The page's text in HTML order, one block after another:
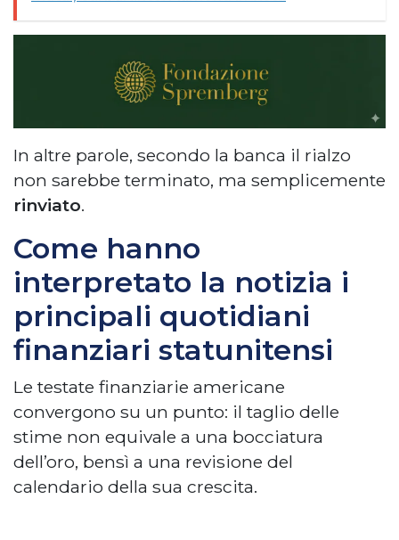
In altre parole, secondo la banca il rialzo
non sarebbe terminato, ma semplicemente
rinviato.
Come hanno
interpretato la notizia i
principali quotidiani
finanziari statunitensi
Le testate finanziarie americane
convergono su un punto: il taglio delle
stime non equivale a una bocciatura
dell’oro, bensì a una revisione del
calendario della sua crescita.